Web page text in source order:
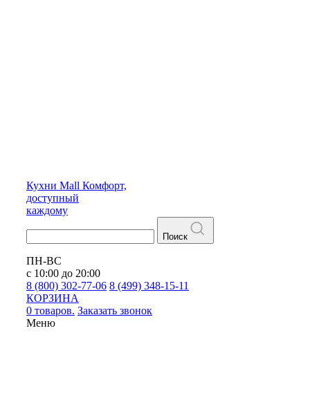
Кухни Mall Комфорт,
доступный
каждому
Поиск
ПН-ВС
с 10:00 до 20:00
8 (800) 302-77-06 8 (499) 348-15-11
КОРЗИНА
0 товаров. Заказать звонок
Меню